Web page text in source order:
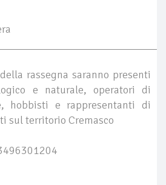
rassegna saranno presenti
e naturale, operatori di
hobbisti e rappresentanti di
sul territorio Cremasco